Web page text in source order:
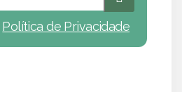
Política de Privacidade